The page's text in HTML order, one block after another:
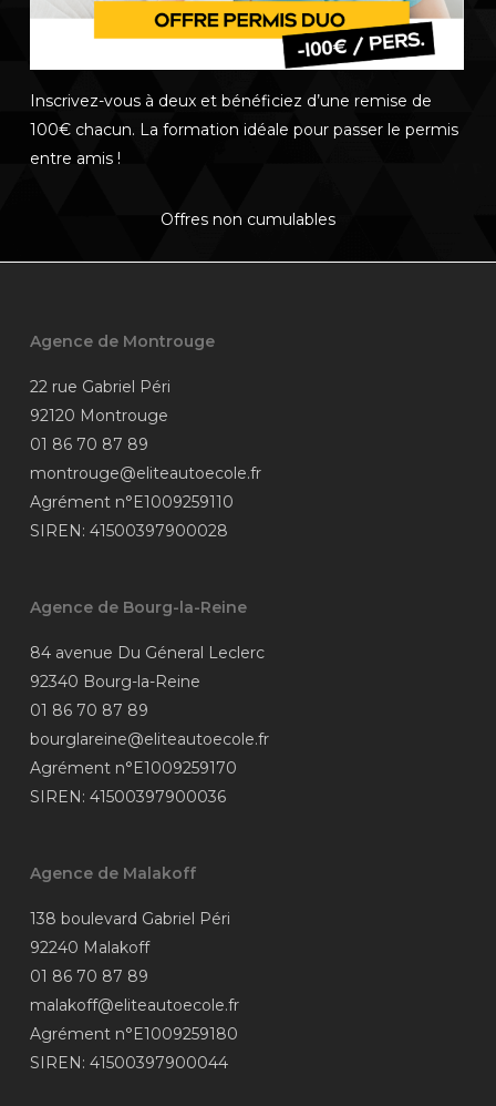
Inscrivez-vous à deux et bénéficiez d’une remise de
100€ chacun. La formation idéale pour passer le permis
entre amis !
Offres non cumulables
Agence de Montrouge
22 rue Gabriel Péri
92120 Montrouge
01 86 70 87 89
montrouge@eliteautoecole.fr
Agrément n°E1009259110
SIREN: 41500397900028
Agence de Bourg-la-Reine
84 avenue Du Géneral Leclerc
92340 Bourg-la-Reine
01 86 70 87 89
bourglareine@eliteautoecole.fr
Agrément n°E1009259170
SIREN: 41500397900036
Agence de Malakoff
138 boulevard Gabriel Péri
92240 Malakoff
01 86 70 87 89
malakoff@eliteautoecole.fr
Agrément n°E1009259180
SIREN: 41500397900044